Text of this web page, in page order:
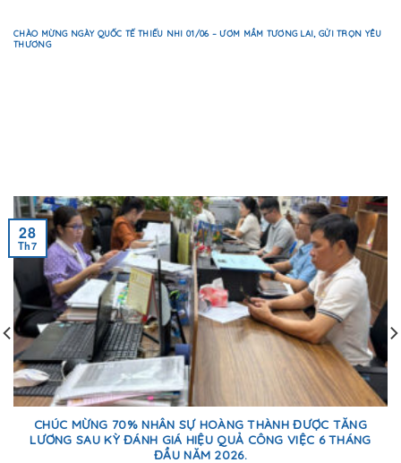
CHÀO MỪNG NGÀY QUỐC TẾ THIẾU NHI 01/06 – ƯƠM MẦM TƯƠNG LAI, GỬI TRỌN YÊU
THƯƠNG
CHÚC MỪNG 70% NHÂN SỰ HOÀNG THÀNH ĐƯỢC TĂNG
LƯƠNG SAU KỲ ĐÁNH GIÁ HIỆU QUẢ CÔNG VIỆC 6 THÁNG
ĐẦU NĂM 2026.
28
Th7